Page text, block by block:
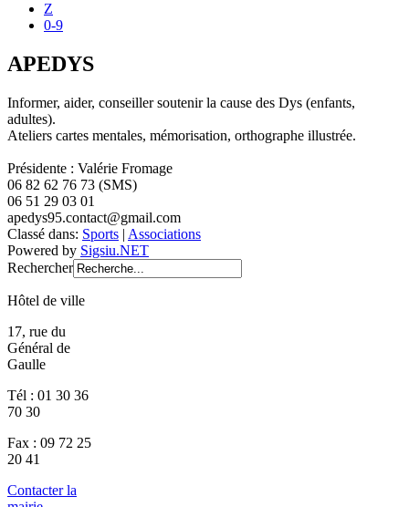
Z
0-9
APEDYS
Informer, aider, conseiller soutenir la cause des Dys (enfants,
adultes).
Ateliers cartes mentales, mémorisation, orthographe illustrée.
Présidente : Valérie Fromage
06 82 62 76 73 (SMS)
06 51 29 03 01
apedys95.contact@gmail.com
Classé dans: Sports | Associations
Powered by Sigsiu.NET
Rechercher
Hôtel de ville
17, rue du
Général de
Gaulle
Tél : 01 30 36
70 30
Fax : 09 72 25
20 41
Contacter la